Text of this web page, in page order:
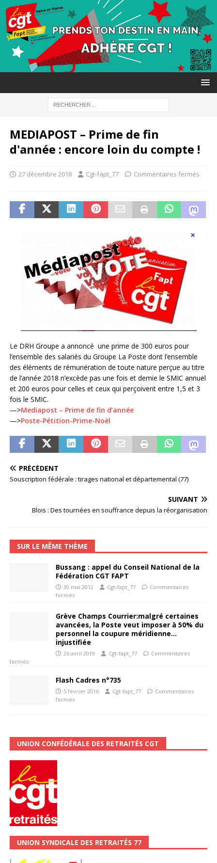
MEDIAPOST – Prime de fin
d'année : encore loin du compte !
27 décembre 2018 Cgt-fapt_77 Commentaires fermés
Le DRH Groupe a annoncé une prime de 300 euros pour
l’ensemble des salariés du Groupe La Poste dont l’ensemble
des éléments de rémunération de toute nature perçue au titre
de l’année 2018 n’excède pas une fois et demie le SMIC annuel
et 200 euros pour celles et ceux qui perçoivent entre 1,5 et 3
fois le SMIC.
—>Mediapost – Prime de fin d’année
—>Poste-Pétition-Prime-Noël
PRÉCÉDENT
Souscription fédérale : tirages national et départemental (77)
SUIVANT
Blois : Des tournées en souffrance depuis la réorganisation
SUR LE MÊME THÈME
Bussang : appel du Conseil National de la
Fédération CGT FAPT
30 mai 2012 Cgt-fapt_77
Commentaires
fermés
Grève Champs Courrier:malgré certaines
avancées, la Poste veut imposer à 50% du
personnel la coupure méridienne…
injustifiée
26 avril 2019 Cgt-fapt_77
Commentaires
fermés
Flash Cadres n°735
5 février 2016 Cgt-fapt_77
Commentaires
fermés
UNION CONFÉDÉRALE DES RETRAITÉS CGT
UNION SYNDICALE DES RETRAITÉS 77